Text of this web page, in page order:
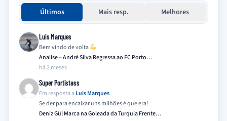
Últimos Mais resp. Melhores
Luis Marques
Bem vindo de volta
Analise – André Silva Regressa ao FC Porto…
há 2 meses
Super Portistass
Em resposta a Luis Marques
Se der para encaixar uns milhões é que era!
Deniz Gül Marca na Goleada da Turquia Frente…